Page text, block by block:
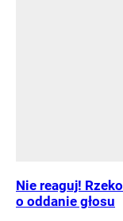
Nie reaguj!
o oddanie głosu